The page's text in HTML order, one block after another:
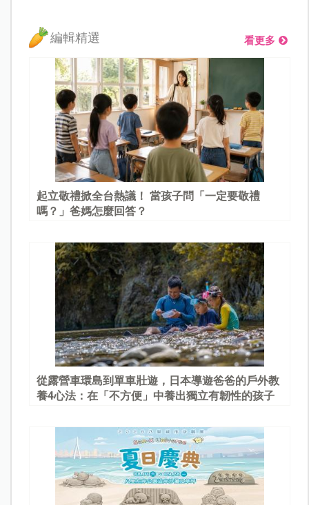
編輯精選 看更多
起立敬禮掀全台熱議！ 當孩子問「一定要敬禮
嗎？」爸媽怎麼回答？
從露營車環島到單車壯遊，日本導遊爸爸的戶外教
養4心法：在「不方便」中養出獨立有韌性的孩子